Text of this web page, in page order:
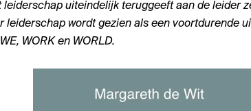
uiteindelijk teruggeeft aan de leider
leiderschap wordt gezien als een voortdurende
WORK en WORLD.